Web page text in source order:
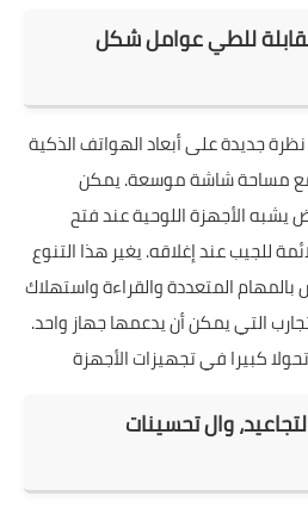
للطي عوامل شكل
جديدة على أبعاد الهواتف الذكية
مع مساحة شاشة موسعة. يمكن
يشبه الأجهزة اللوحية عند فتح
للجيب عند إغلاقه. يغير هذا التنوع
بالمهام المتعددة والقراءة واستهلاك
التي يمكن أن يدعمها جهاز واحد.
وال تحسينات